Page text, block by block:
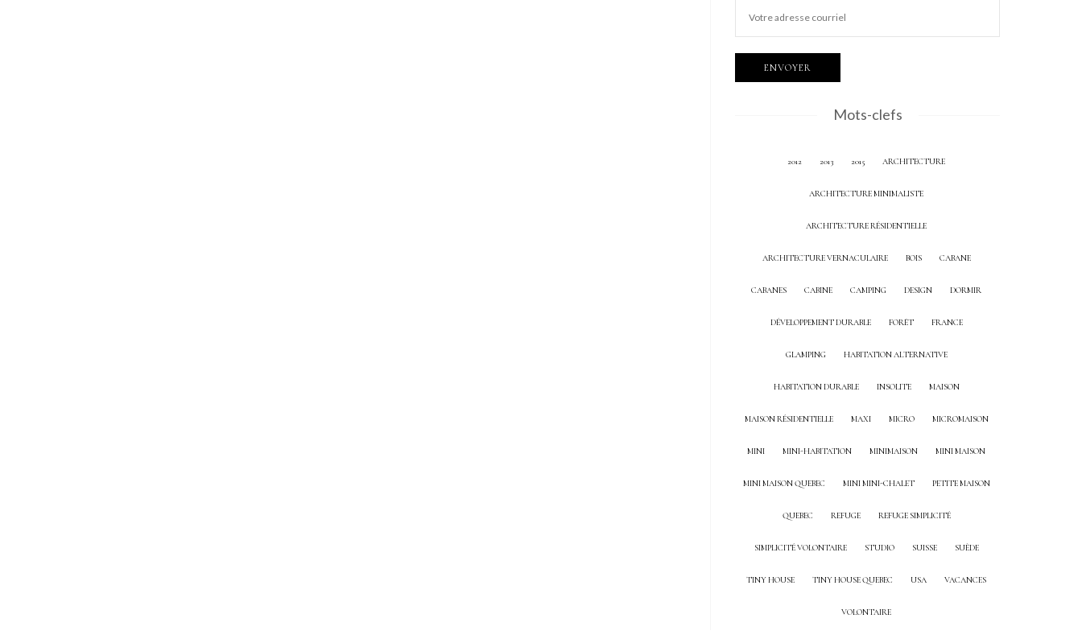
Mots-clefs
2012 2013 2015 ARCHITECTURE
ARCHITECTURE MINIMALISTE
ARCHITECTURE RÉSIDENTIELLE
ARCHITECTURE VERNACULAIRE BOIS CABANE
CABANES CABINE CAMPING DESIGN DORMIR
DÉVELOPPEMENT DURABLE FORÊT FRANCE
GLAMPING HABITATION ALTERNATIVE
HABITATION DURABLE INSOLITE MAISON
MAISON RÉSIDENTIELLE MAXI MICRO MICROMAISON
MINI MINI-HABITATION MINIMAISON MINI MAISON
MINI MAISON QUEBEC MINI MINI-CHALET PETITE MAISON
QUEBEC REFUGE REFUGE SIMPLICITÉ
SIMPLICITÉ VOLONTAIRE STUDIO SUISSE SUÈDE
TINY HOUSE TINY HOUSE QUEBEC USA VACANCES
VOLONTAIRE